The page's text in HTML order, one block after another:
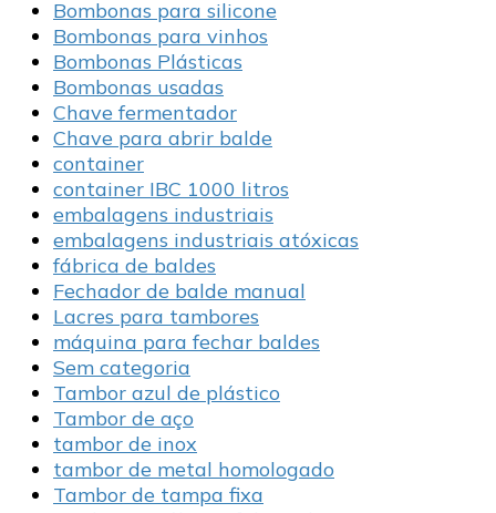
Bombonas para silicone
Bombonas para vinhos
Bombonas Plásticas
Bombonas usadas
Chave fermentador
Chave para abrir balde
container
container IBC 1000 litros
embalagens industriais
embalagens industriais atóxicas
fábrica de baldes
Fechador de balde manual
Lacres para tambores
máquina para fechar baldes
Sem categoria
Tambor azul de plástico
Tambor de aço
tambor de inox
tambor de metal homologado
Tambor de tampa fixa